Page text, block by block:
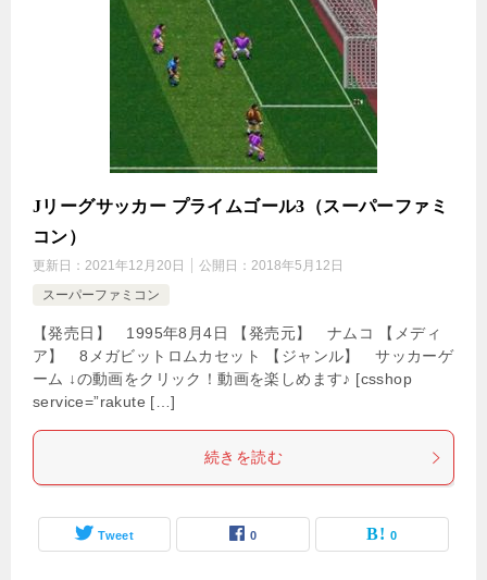
Jリーグサッカー プライムゴール3（スーパーファミ
コン）
更新日： 2021年12月20日 公開日： 2018年5月12日
スーパーファミコン
【発売日】 1995年8月4日 【発売元】 ナムコ 【メディ
ア】 8メガビットロムカセット 【ジャンル】 サッカーゲ
ーム ↓の動画をクリック！動画を楽しめます♪ [csshop
service=”rakute […]
続きを読む
Tweet 0 0